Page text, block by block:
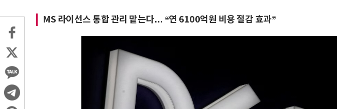
MS 라이선스 통합 관리 맡는다… “연 6100억원 비용 절감 효과”